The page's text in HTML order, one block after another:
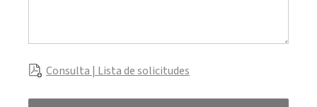
Consulta | Lista de solicitudes